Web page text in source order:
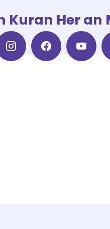
Kuran Her